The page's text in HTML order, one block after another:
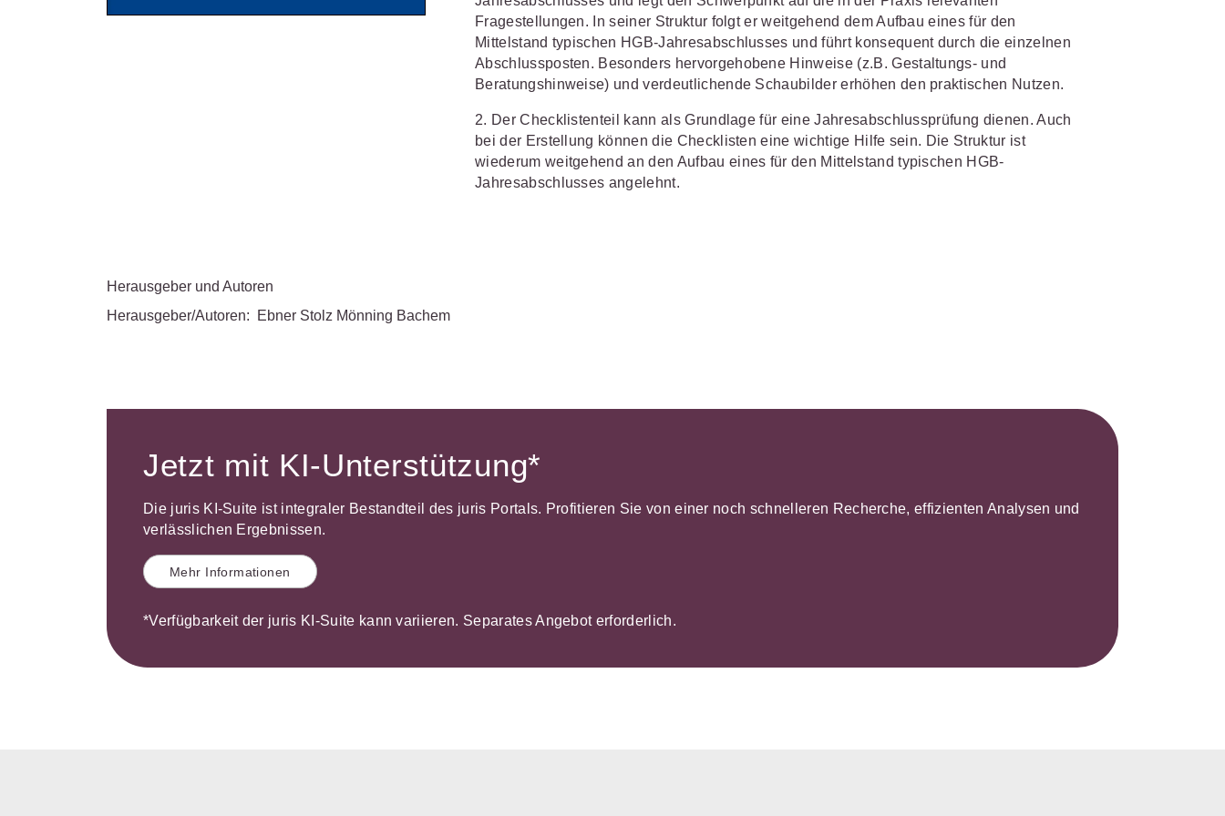
IT-und Medienrecht
Kanzleimanagement
Miet- und
Wohneigentumsrecht
Wettbewerbs- und
Immaterialgüterrecht
Zivil- und Zivilprozessrecht
Fragestellungen. In seiner Struktur folgt er weitgehend dem Aufbau eines für den
Mittelstand typischen HGB-Jahresabschlusses und führt konsequent durch die einzelnen
Abschlussposten. Besonders hervorgehobene Hinweise (z.B. Gestaltungs- und
Beratungshinweise) und verdeutlichende Schaubilder erhöhen den praktischen Nutzen.
2. Der Checklistenteil kann als Grundlage für eine Jahresabschlussprüfung dienen. Auch
bei der Erstellung können die Checklisten eine wichtige Hilfe sein. Die Struktur ist
wiederum weitgehend an den Aufbau eines für den Mittelstand typischen HGB-
Jahresabschlusses angelehnt.
Herausgeber und Autoren
Herausgeber/Autoren:
Ebner Stolz Mönning Bachem
Jetzt mit KI-Unterstützung*
Die juris KI-Suite ist integraler Bestandteil des juris Portals. Profitieren Sie von einer noch schnelleren Recherche, effizienten Analysen und
verlässlichen Ergebnissen.
Mehr Informationen
*Verfügbarkeit der juris KI-Suite kann variieren. Separates Angebot erforderlich.